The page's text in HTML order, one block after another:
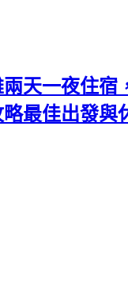
天一夜住宿
最佳出發與